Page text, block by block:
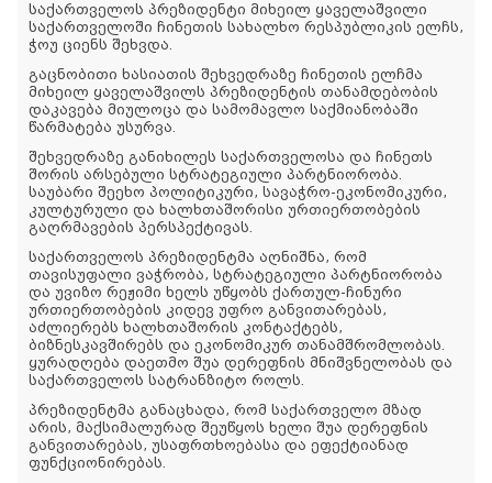
საქართველოს პრეზიდენტი მიხეილ ყაველაშვილი
საქართველოში ჩინეთის სახალხო რესპუბლიკის ელჩს,
ჭოუ ციენს შეხვდა.
გაცნობითი ხასიათის შეხვედრაზე ჩინეთის ელჩმა
მიხეილ ყაველაშვილს პრეზიდენტის თანამდებობის
დაკავება მიულოცა და სამომავლო საქმიანობაში
წარმატება უსურვა.
შეხვედრაზე განიხილეს საქართველოსა და ჩინეთს
შორის არსებული სტრატეგიული პარტნიორობა.
საუბარი შეეხო პოლიტიკური, სავაჭრო-ეკონომიკური,
კულტურული და ხალხთაშორისი ურთიერთობების
გაღრმავების პერსპექტივას.
საქართველოს პრეზიდენტმა აღნიშნა, რომ
თავისუფალი ვაჭრობა, სტრატეგიული პარტნიორობა
და უვიზო რეჟიმი ხელს უწყობს ქართულ-ჩინური
ურთიერთობების კიდევ უფრო განვითარებას,
აძლიერებს ხალხთაშორის კონტაქტებს,
ბიზნესკავშირებს და ეკონომიკურ თანამშრომლობას.
ყურადღება დაეთმო შუა დერეფნის მნიშვნელობას და
საქართველოს სატრანზიტო როლს.
პრეზიდენტმა განაცხადა, რომ საქართველო მზად
არის, მაქსიმალურად შეუწყოს ხელი შუა დერეფნის
განვითარებას, უსაფრთხოებასა და ეფექტიანად
ფუნქციონირებას.